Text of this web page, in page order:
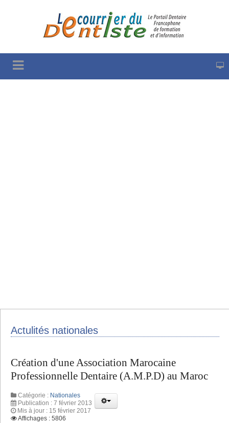
Actulités nationales
Création d'une Association Marocaine
Professionnelle Dentaire (A.M.P.D) au Maroc
Catégorie : Nationales
Publication : 7 février 2013
Mis à jour : 15 février 2017
Affichages : 5806